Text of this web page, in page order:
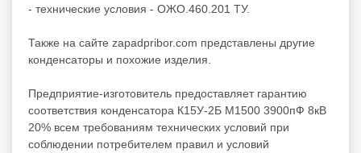
- технические условия - ОЖО.460.201 ТУ.
Также на сайте zapadpribor.com представлены другие
конденсаторы и похожие изделия.
Предприятие-изготовитель предоставляет гарантию
соответствия конденсатора К15У-2Б М1500 3900пФ 8кВ
20% всем требованиям технических условий при
соблюдении потребителем правил и условий